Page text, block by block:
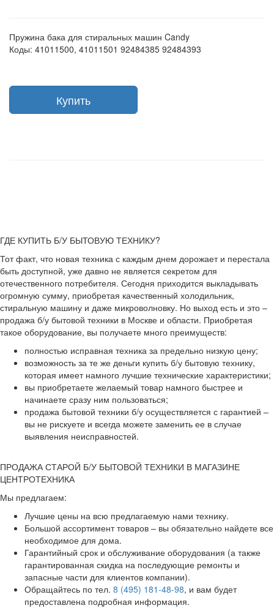
Пружина бака для стиральных машин Candy
Коды: 41011500, 41011501 92484385 92484393
ГДЕ КУПИТЬ Б/У БЫТОВУЮ ТЕХНИКУ?
Тот факт, что новая техника с каждым днем дорожает и перестала
быть доступной, уже давно не является секретом для
отечественного потребителя. Сегодня приходится выкладывать
огромную сумму, приобретая качественный холодильник,
стиральную машину и даже микроволновку. Но выход есть и это –
продажа б/у бытовой техники в Москве и области. Приобретая
такое оборудование, вы получаете много преимуществ:
полностью исправная техника за предельно низкую цену;
возможность за те же деньги купить б/у бытовую технику,
которая имеет намного лучшие технические характеристики;
вы приобретаете желаемый товар намного быстрее и
начинаете сразу ним пользоваться;
продажа бытовой техники б/у осуществляется с гарантией –
вы не рискуете и всегда можете заменить ее в случае
выявления неисправностей.
ПРОДАЖА СТАРОЙ Б/У БЫТОВОЙ ТЕХНИКИ В МАГАЗИНЕ
ЦЕНТРОТЕХНИКА
Мы предлагаем:
Лучшие цены на всю предлагаемую нами технику.
Большой ассортимент товаров – вы обязательно найдете все
необходимое для дома.
Гарантийный срок и обслуживание оборудования (а также
гарантированная скидка на последующие ремонты и
запасные части для клиентов компании).
Обращайтесь по тел. 8 (495) 181-48-98, и вам будет
предоставлена подробная информация.